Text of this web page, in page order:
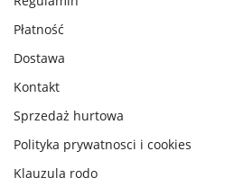
Płatność
Dostawa
Kontakt
Sprzedaż hurtowa
Polityka prywatnosci i cookies
Klauzula rodo